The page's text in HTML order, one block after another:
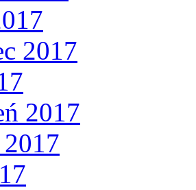
2017
2017